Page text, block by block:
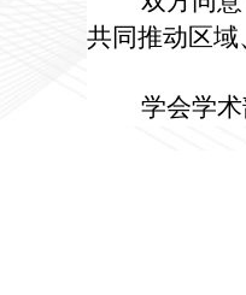
共同推动区域
学会学